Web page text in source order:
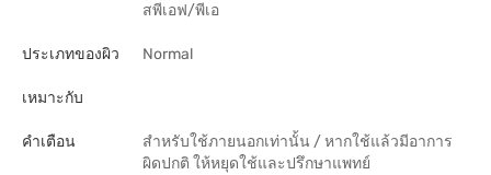
สพีเอฟ/พีเอ
ประเภทของผิว Normal
เหมาะกับ
คำเตือน
สำหรับใช้ภายนอกเท่านั้น / หากใช้แล้วมีอาการ
ผิดปกติ ให้หยุดใช้และปรึกษาแพทย์